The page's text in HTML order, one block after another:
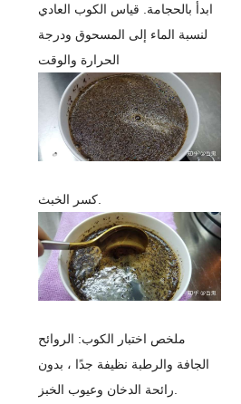
ابدأ بالحجامة. قياس الكوب العادي
لنسبة الماء إلى المسحوق ودرجة
الحرارة والوقت
ملخص اختبار الكوب: الروائح
الجافة والرطبة نظيفة جدًا ، بدون